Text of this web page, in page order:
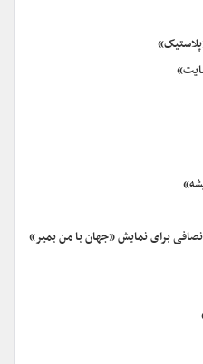
برای نمایش «جهان با من بمیر»